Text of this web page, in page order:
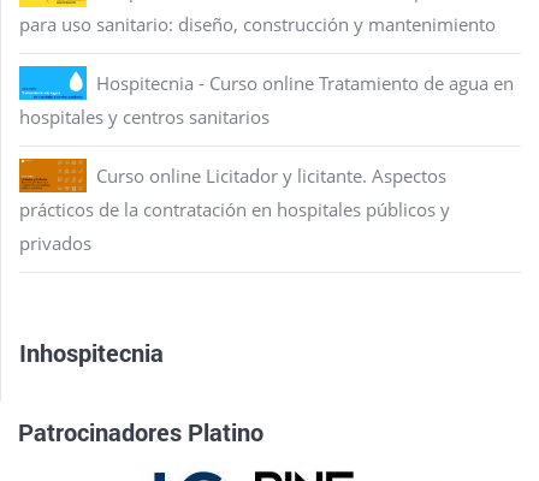
para uso sanitario: diseño, construcción y mantenimiento
Hospitecnia - Curso online Tratamiento de agua en
hospitales y centros sanitarios
Curso online Licitador y licitante. Aspectos
prácticos de la contratación en hospitales públicos y
privados
Inhospitecnia
Patrocinadores Platino